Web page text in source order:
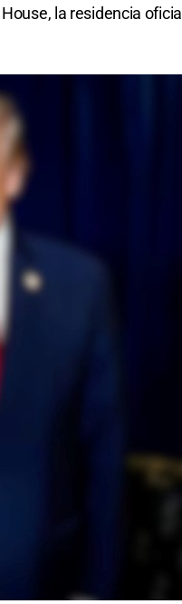
la residencia oficial